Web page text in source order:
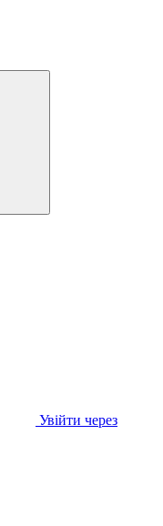
Увійти через